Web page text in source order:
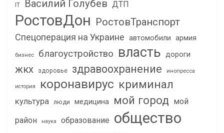
IT Василий Голубев ДТП
РостовДон РостовТранспорт
Спецоперация на Украине автомобили армия
бизнес благоустройство власть дороги
жкх здоровье здравоохранение инопресса
история коронавирус криминал
культура люди медицина мой город мой
район
наука образование общество